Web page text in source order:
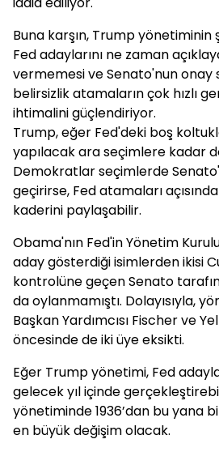
Buna karşın, Trump
Fed adaylarını ne zaman
vermemesi ve Senato'nun onay
belirsizlik atamaların çok hızlı
ihtimalini güçlendiriyor.
Trump, eğer Fed'deki boş
yapılacak ara seçimlere kadar
Demokratlar seçimlerde
geçirirse, Fed atamaları
kaderini paylaşabilir.
Obama'nın Fed'in Yönetim
aday gösterdiği isimlerden ikisi
kontrolüne geçen Senato
da oylanmamıştı. Dolayısıyla,
Başkan Yardımcısı Fischer ve
öncesinde de iki üye eksikti.
Eğer Trump yönetimi, Fed
gelecek yıl içinde
yönetiminde 1936’dan bu yana
en büyük değişim olacak.